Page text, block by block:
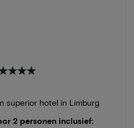
superior hotel in Limburg
2 personen inclusief: